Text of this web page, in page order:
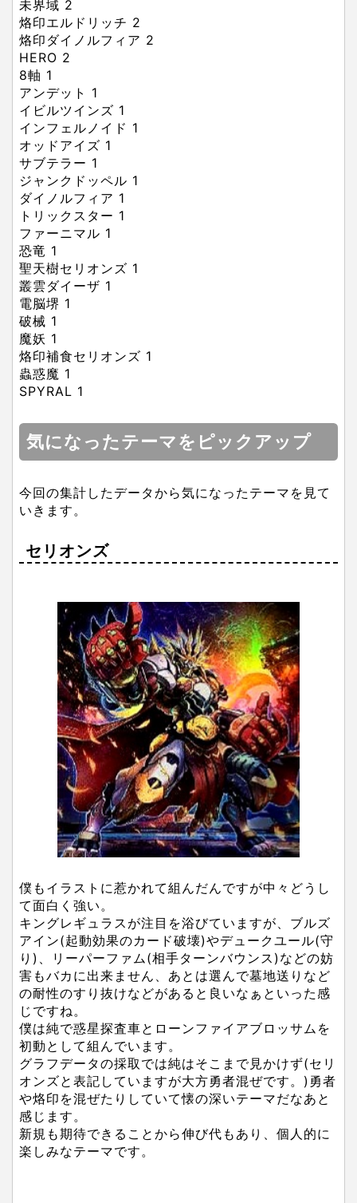
未界域 2
烙印エルドリッチ 2
烙印ダイノルフィア 2
HERO 2
8軸 1
アンデット 1
イビルツインズ 1
インフェルノイド 1
オッドアイズ 1
サブテラー 1
ジャンクドッペル 1
ダイノルフィア 1
トリックスター 1
ファーニマル 1
恐竜 1
聖天樹セリオンズ 1
叢雲ダイーザ 1
電脳堺 1
破械 1
魔妖 1
烙印補食セリオンズ 1
蟲惑魔 1
SPYRAL 1
気になったテーマをピックアップ
今回の集計したデータから気になったテーマを見て
いきます。
セリオンズ
僕もイラストに惹かれて組んだんですが中々どうし
て面白く強い。
キングレギュラスが注目を浴びていますが、ブルズ
アイン(起動効果のカード破壊)やデュークユール(守
り)、リーパーファム(相手ターンバウンス)などの妨
害もバカに出来ません、あとは選んで墓地送りなど
の耐性のすり抜けなどがあると良いなぁといった感
じですね。
僕は純で惑星探査車とローンファイアブロッサムを
初動として組んでいます。
グラフデータの採取では純はそこまで見かけず(セリ
オンズと表記していますが大方勇者混ぜです。)勇者
や烙印を混ぜたりしていて懐の深いテーマだなあと
感じます。
新規も期待できることから伸び代もあり、個人的に
楽しみなテーマです。